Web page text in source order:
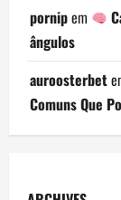
pornipem
ângulos
auroosterbet
Comuns Que